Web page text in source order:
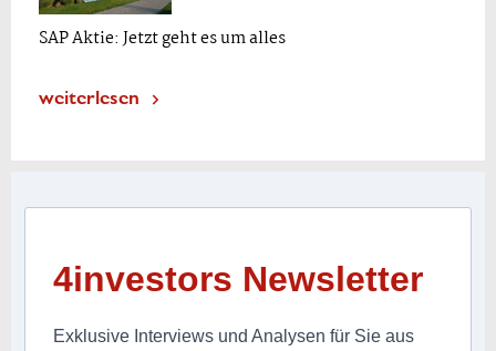
SAP Aktie: Jetzt geht es um alles
weiterlesen
4investors Newsletter
Exklusive Interviews und Analysen für Sie aus